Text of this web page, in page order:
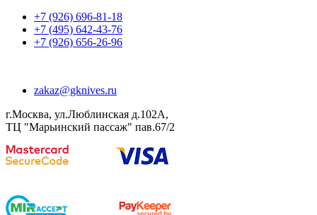
+7 (926) 696-81-18
+7 (495) 642-43-76
+7 (926) 656-26-96
zakaz@gknives.ru
г.Москва, ул.Люблинская д.102А,
ТЦ "Марьинский пассаж" пав.67/2